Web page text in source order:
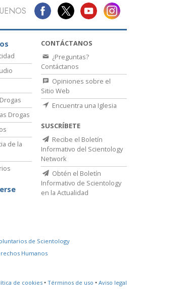
Drogas
de la
CONTÁCTANOS
¿Preguntas?
Contáctanos
Opiniones sobre el
Sitio Web
Encuentra una Iglesia
SUSCRÍBETE
Recibe el Boletín
Informativo del Scientology
Network
Obtén el Boletín
Informativo de Scientology
en la Actualidad
de Scientology
Humanos
de cookies • Términos de uso • Aviso legal